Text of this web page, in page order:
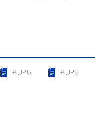
표.JPG 표.JPG